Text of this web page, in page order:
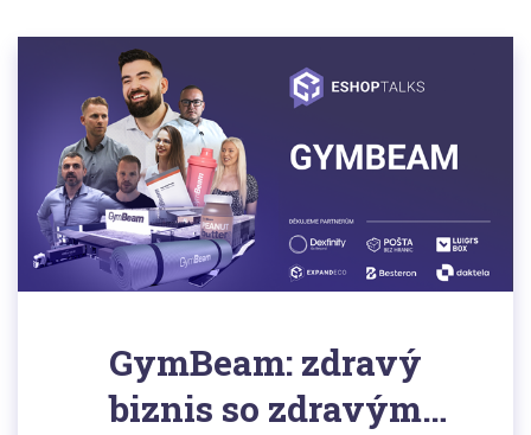
GymBeam: zdravý
biznis so zdravým